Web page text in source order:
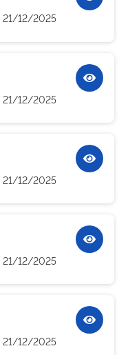
21/12/2025
21/12/2025
21/12/2025
21/12/2025
21/12/2025